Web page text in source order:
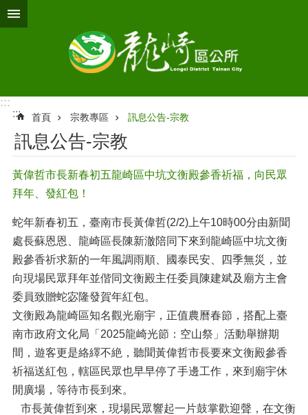
跳到主要內容區塊
:::
:::
首頁 宗教專區 訊息公告-宗教
訊息公告-宗教
黃偉哲市長新春初五龍崎區中坑文衡殿參香祈福，向民眾
拜年、發紅包！
蛇年新春初五，臺南市長黃偉哲(2/2)上午10時00分由新聞
處長蘇恩恩、龍崎區長陳新澈陪同下來到龍崎區中坑文衡
殿參香祈求新的一年風調雨順、國泰民安、四季無災，並
向現場民眾拜年並偕同文衡殿主任委員陳建斌及廟方主會
委員致贈蛇宓隆發賀年紅包。
文衡殿為龍崎區知名觀光廟宇，正值農曆春節，搭配上臺
南市政府文化局「2025龍崎光節：空山祭」活動舉辦期
間，遊客更是絡繹不絶，聽聞黃偉哲市長要來文衡殿參香
祈福送紅包，轄區民眾也早早停了手邊工作，來到廟宇休
閒廣場，等待市長到來。
市長黃偉哲到來，現場民眾響起一片鼓掌歡迎聲，在文衡